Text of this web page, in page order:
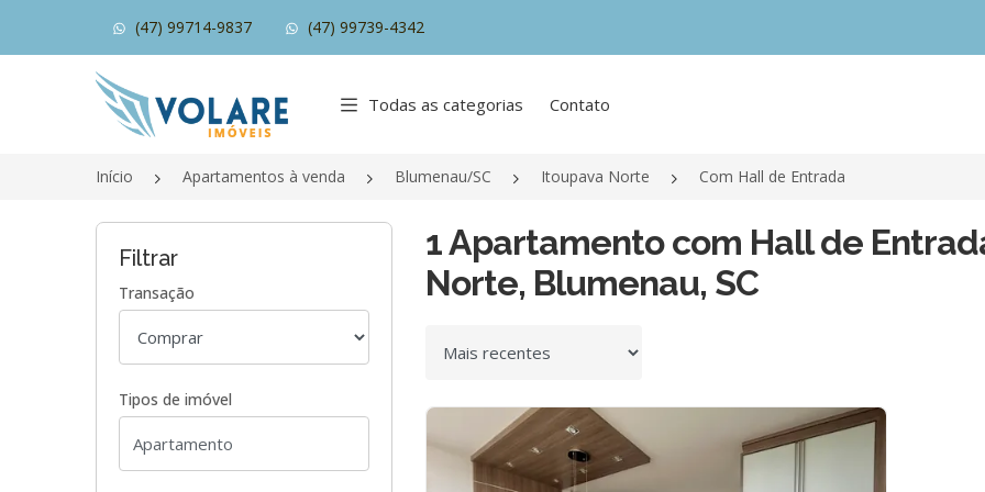
(47) 99714-9837 (47) 99739-4342
Página inicial
Todas as categorias Contato
Início Apartamentos à venda Blumenau/SC Itoupava Norte Com Hall de Entrada
Filtrar
Transação
Tipos de imóvel
1 Apartamento com Hall de
Norte, Blumenau, SC
Ordenar por